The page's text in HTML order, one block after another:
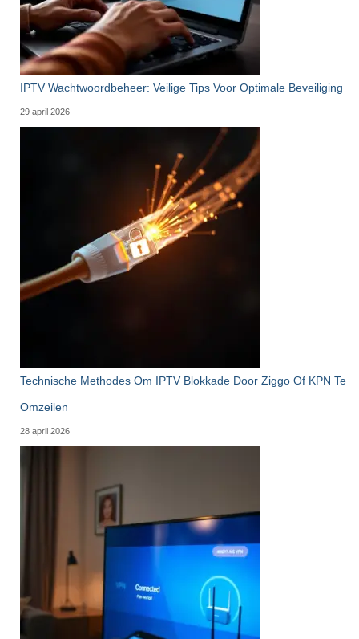
IPTV Wachtwoordbeheer: Veilige Tips Voor Optimale Beveiliging
29 april 2026
Technische Methodes Om IPTV Blokkade Door Ziggo Of KPN Te
Omzeilen
28 april 2026